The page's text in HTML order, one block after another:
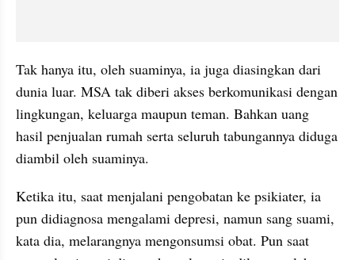
Tak hanya itu, oleh suaminya, ia juga diasingkan dari
dunia luar. MSA tak diberi akses berkomunikasi dengan
lingkungan, keluarga maupun teman. Bahkan uang
hasil penjualan rumah serta seluruh tabungannya diduga
diambil oleh suaminya.
Ketika itu, saat menjalani pengobatan ke psikiater, ia
pun didiagnosa mengalami depresi, namun sang suami,
kata dia, melarangnya mengonsumsi obat. Pun saat